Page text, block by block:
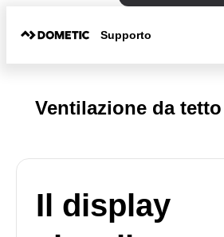
Supporto
Ventilazione da tetto
Il display